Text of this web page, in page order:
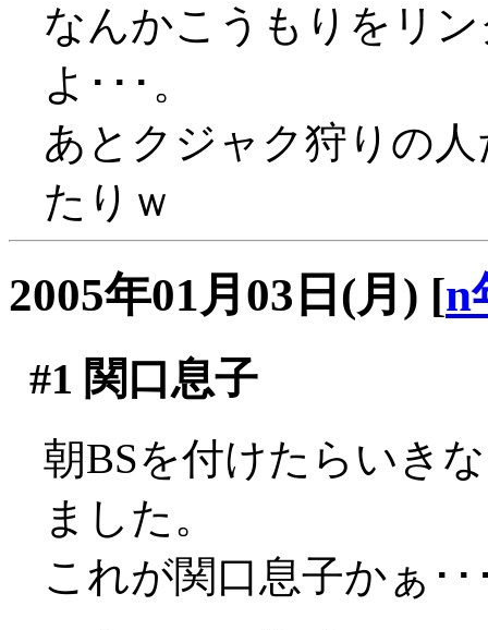
なんかこうもりをリ
よ･･･。
あとクジャク狩りの
たりｗ
2005年01月03日(月) [n
#1 関口息子
朝BSを付けたらいき
ました。
これが関口息子かぁ･･